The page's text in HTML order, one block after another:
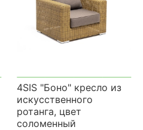
4SIS "Боно" кресло из
искусственного
ротанга, цвет
соломенный